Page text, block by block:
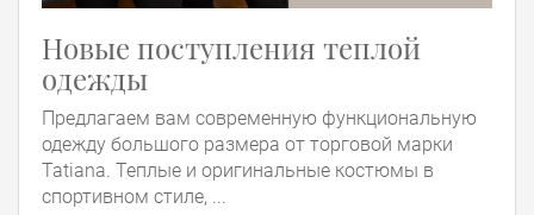
Новые поступления теплой
одежды
Предлагаем вам современную функциональную
одежду большого размера от торговой марки
Tatiana. Теплые и оригинальные костюмы в
спортивном стиле, ...